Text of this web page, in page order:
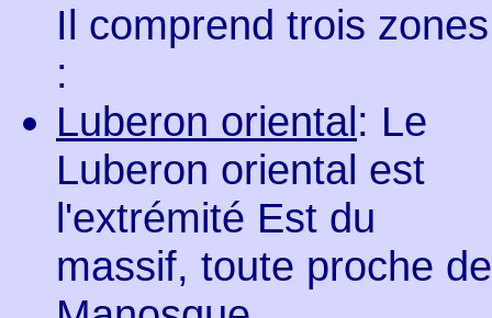
Il comprend trois zones
:
Luberon oriental: Le
Luberon oriental est
l'extrémité Est du
massif, toute proche de